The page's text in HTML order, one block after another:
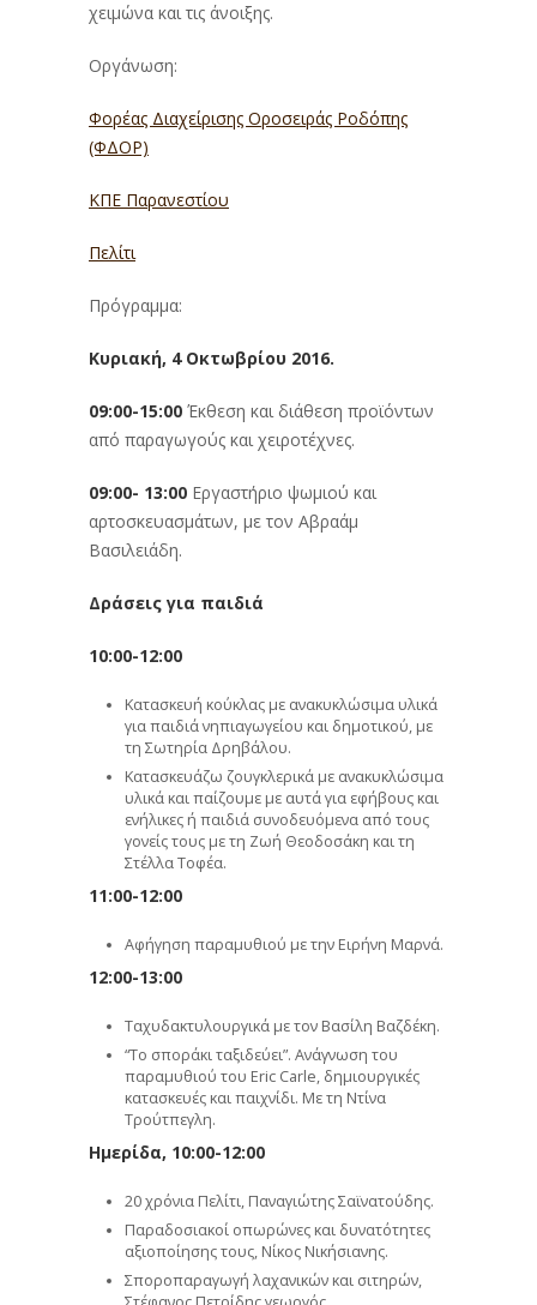
χειμώνα και τις άνοιξης.
Οργάνωση:
Φορέας Διαχείρισης Οροσειράς Ροδόπης
(ΦΔΟΡ)
ΚΠΕ Παρανεστίου
Πελίτι
Πρόγραμμα:
Κυριακή, 4 Οκτωβρίου 2016.
09:00-15:00 Έκθεση και διάθεση προϊόντων
από παραγωγούς και χειροτέχνες.
09:00- 13:00 Εργαστήριο ψωμιού και
αρτοσκευασμάτων, με τον Αβραάμ
Βασιλειάδη.
Δράσεις για παιδιά
10:00-12:00
Κατασκευή κούκλας με ανακυκλώσιμα υλικά
για παιδιά νηπιαγωγείου και δημοτικού, με
τη Σωτηρία Δρηβάλου.
Κατασκευάζω ζουγκλερικά με ανακυκλώσιμα
υλικά και παίζουμε με αυτά για εφήβους και
ενήλικες ή παιδιά συνοδευόμενα από τους
γονείς τους με τη Ζωή Θεοδοσάκη και τη
Στέλλα Τοφέα.
11:00-12:00
Αφήγηση παραμυθιού με την Ειρήνη Μαρνά.
12:00-13:00
Ταχυδακτυλουργικά με τον Βασίλη Βαζδέκη.
“Το σποράκι ταξιδεύει”. Ανάγνωση του
παραμυθιού του Eric Carle, δημιουργικές
κατασκευές και παιχνίδι. Με τη Ντίνα
Τρούτπεγλη.
Ημερίδα, 10:00-12:00
20 χρόνια Πελίτι, Παναγιώτης Σαϊνατούδης.
Παραδοσιακοί οπωρώνες και δυνατότητες
αξιοποίησης τους, Νίκος Νικήσιανης.
Σποροπαραγωγή λαχανικών και σιτηρών,